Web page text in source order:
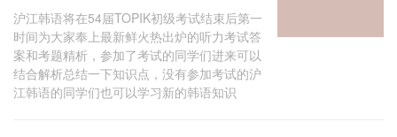
沪江韩语将在54届TOPIK初级考试结束后第一
时间为大家奉上最新鲜火热出炉的听力考试答
案和考题精析，参加了考试的同学们进来可以
结合解析总结一下知识点，没有参加考试的沪
江韩语的同学们也可以学习新的韩语知识